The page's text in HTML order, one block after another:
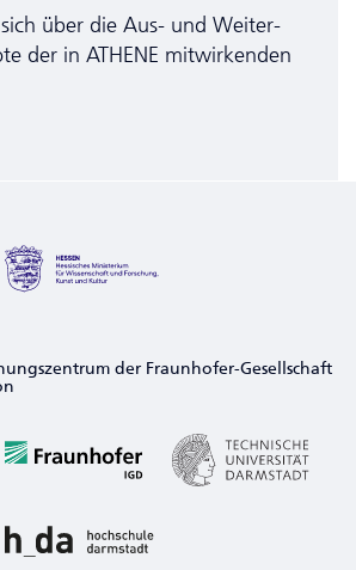
über die Aus- und Weiter­
der in ATHENE mitwirkenden
der Fraunhofer-Gesellschaft